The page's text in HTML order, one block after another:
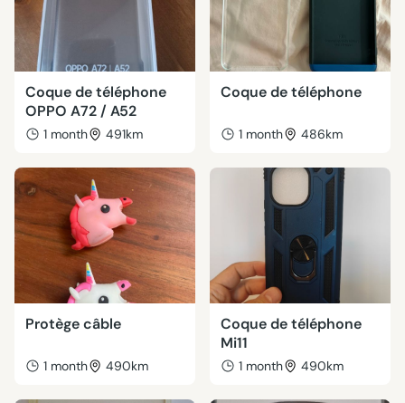
Coque de téléphone
OPPO A72 / A52
1 month 491km
Coque de téléphone
1 month 486km
Protège câble
1 month 490km
Coque de téléphone
Mi11
1 month 490km